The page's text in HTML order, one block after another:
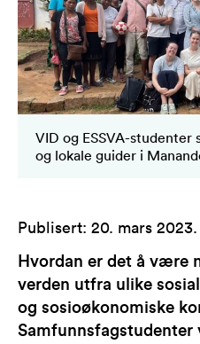
VID og ESSVA-
og lokale guider i
Publisert: 20. mars 2023.
Hvordan er det å være
verden utfra ulike
og sosioøkonomiske
Samfunnsfagstudenter